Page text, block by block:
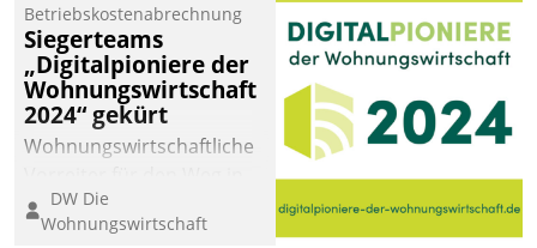
Betriebskostenabrechnung
Siegerteams
„Digitalpioniere der
Wohnungswirtschaft
2024“ gekürt
Wohnungswirtschaftliche
eine digitale Zukunft zu
finden, ist das Ziel des
DW Die
Wohnungswirtschaft